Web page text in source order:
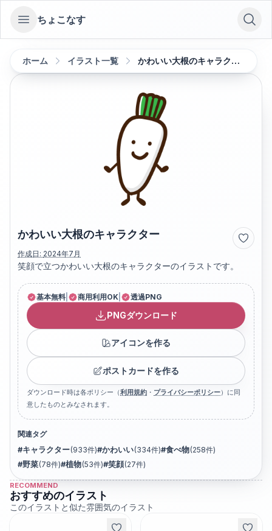
Open sidebar
ちょこなす
ホーム イラスト一覧 かわいい大根のキャラクター
かわいい大根のキャラクター
作成日: 2024年7月
笑顔で立つかわいい大根のキャラクターのイラストです。
基本無料 商用利用OK 透過PNG
PNGダウンロード
アイコンを作る
ポストカードを作る
ダウンロード時は各ポリシー（利用規約 ・ プライバシーポリシー）に同
意したものとみなされます。
関連タグ
#キャラクター(933件)#かわいい(334件)#食べ物(258件)
#野菜(78件)#植物(53件)#笑顔(27件)
RECOMMEND
おすすめのイラスト
このイラストと似た雰囲気のイラスト